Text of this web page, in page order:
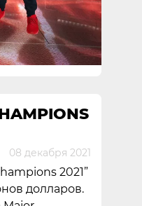
08 декабря 2021
2021”
долларов.